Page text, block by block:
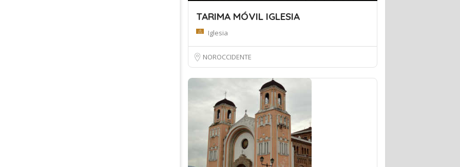
TARIMA MÓVIL IGLESIA
Iglesia
NOROCCIDENTE